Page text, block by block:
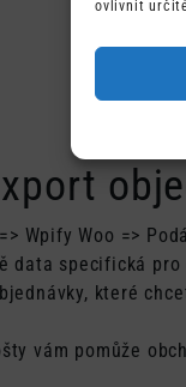
ovlivnit
Wpify Woo =>
data specifická
které
vám pomůže